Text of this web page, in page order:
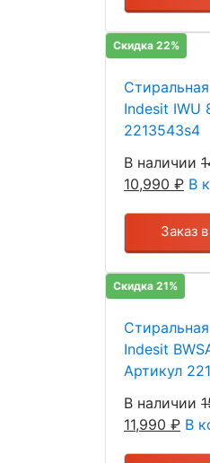
Скидка 22%
Indesit IWU
2213543s4
В наличии
10,990 ₽ В
Заказ
Скидка 21%
Indesit
Артикул
В наличии
11,990 ₽ В